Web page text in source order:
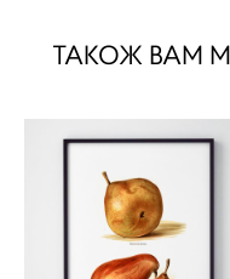
ТАКОЖ ВАМ